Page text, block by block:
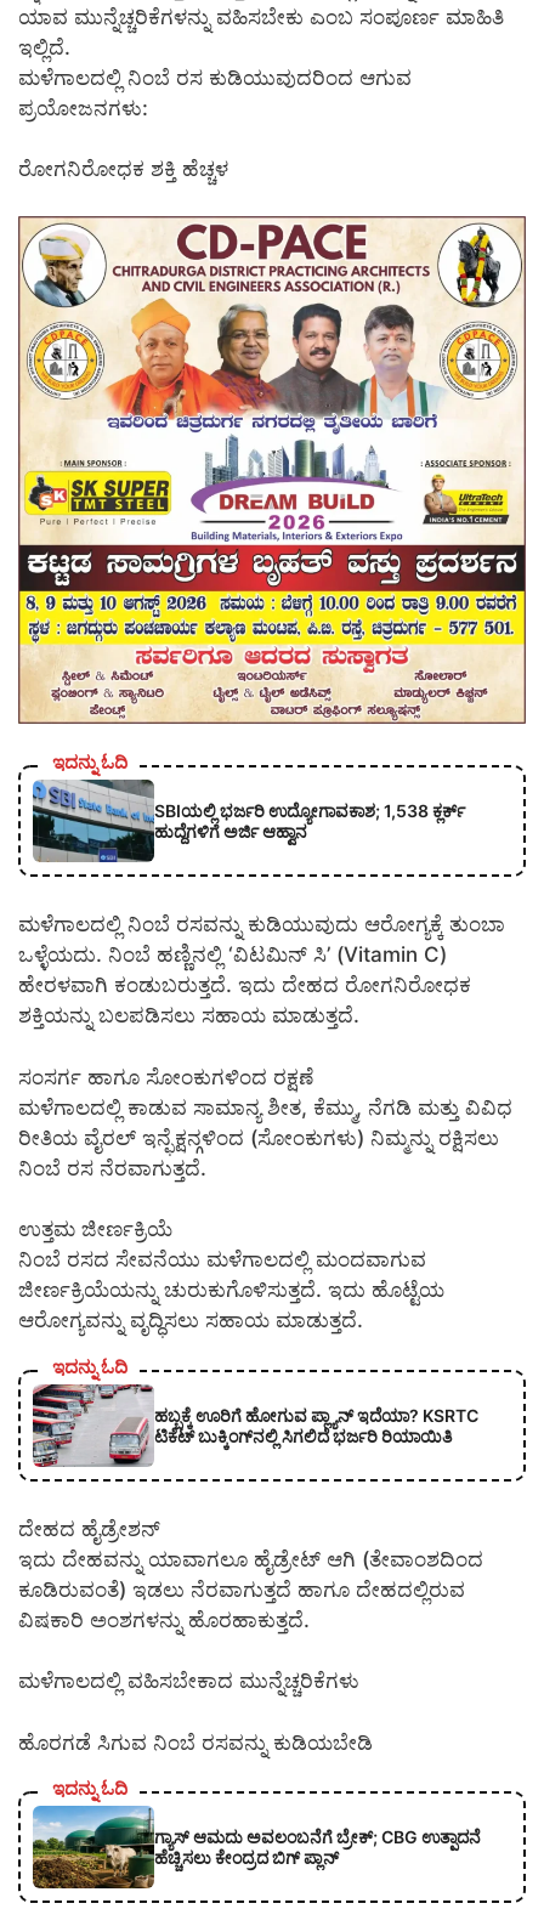
ಯಾವ ಮುನ್ನೆಚ್ಚರಿಕೆಗಳನ್ನು ವಹಿಸಬೇಕು ಎಂಬ ಸಂಪೂರ್ಣ ಮಾಹಿತಿ
ಇಲ್ಲಿದೆ.
ಮಳೆಗಾಲದಲ್ಲಿ ನಿಂಬೆ ರಸ ಕುಡಿಯುವುದರಿಂದ ಆಗುವ
ಪ್ರಯೋಜನಗಳು:
ರೋಗನಿರೋಧಕ ಶಕ್ತಿ ಹೆಚ್ಚಳ
ಇದನ್ನು ಓದಿ
SBIಯಲ್ಲಿ ಭರ್ಜರಿ ಉದ್ಯೋಗಾವಕಾಶ; 1,538 ಕ್ಲರ್ಕ್
ಹುದ್ದೆಗಳಿಗೆ ಅರ್ಜಿ ಆಹ್ವಾನ
ಮಳೆಗಾಲದಲ್ಲಿ ನಿಂಬೆ ರಸವನ್ನು ಕುಡಿಯುವುದು ಆರೋಗ್ಯಕ್ಕೆ ತುಂಬಾ
ಒಳ್ಳೆಯದು. ನಿಂಬೆ ಹಣ್ಣಿನಲ್ಲಿ ‘ವಿಟಮಿನ್ ಸಿ’ (Vitamin C)
ಹೇರಳವಾಗಿ ಕಂಡುಬರುತ್ತದೆ. ಇದು ದೇಹದ ರೋಗನಿರೋಧಕ
ಶಕ್ತಿಯನ್ನು ಬಲಪಡಿಸಲು ಸಹಾಯ ಮಾಡುತ್ತದೆ.
ಸಂಸರ್ಗ ಹಾಗೂ ಸೋಂಕುಗಳಿಂದ ರಕ್ಷಣೆ
ಮಳೆಗಾಲದಲ್ಲಿ ಕಾಡುವ ಸಾಮಾನ್ಯ ಶೀತ, ಕೆಮ್ಮು, ನೆಗಡಿ ಮತ್ತು ವಿವಿಧ
ರೀತಿಯ ವೈರಲ್ ಇನ್ಫೆಕ್ಷನ್ಗಳಿಂದ (ಸೋಂಕುಗಳು) ನಿಮ್ಮನ್ನು ರಕ್ಷಿಸಲು
ನಿಂಬೆ ರಸ ನೆರವಾಗುತ್ತದೆ.
ಉತ್ತಮ ಜೀರ್ಣಕ್ರಿಯೆ
ನಿಂಬೆ ರಸದ ಸೇವನೆಯು ಮಳೆಗಾಲದಲ್ಲಿ ಮಂದವಾಗುವ
ಜೀರ್ಣಕ್ರಿಯೆಯನ್ನು ಚುರುಕುಗೊಳಿಸುತ್ತದೆ. ಇದು ಹೊಟ್ಟೆಯ
ಆರೋಗ್ಯವನ್ನು ವೃದ್ಧಿಸಲು ಸಹಾಯ ಮಾಡುತ್ತದೆ.
ಇದನ್ನು ಓದಿ
ಹಬ್ಬಕ್ಕೆ ಊರಿಗೆ ಹೋಗುವ ಪ್ಲ್ಯಾನ್ ಇದೆಯಾ? KSRTC
ಟಿಕೆಟ್ ಬುಕ್ಕಿಂಗ್‌ನಲ್ಲಿ ಸಿಗಲಿದೆ ಭರ್ಜರಿ ರಿಯಾಯಿತಿ
ದೇಹದ ಹೈಡ್ರೇಶನ್
ಇದು ದೇಹವನ್ನು ಯಾವಾಗಲೂ ಹೈಡ್ರೇಟ್ ಆಗಿ (ತೇವಾಂಶದಿಂದ
ಕೂಡಿರುವಂತೆ) ಇಡಲು ನೆರವಾಗುತ್ತದೆ ಹಾಗೂ ದೇಹದಲ್ಲಿರುವ
ವಿಷಕಾರಿ ಅಂಶಗಳನ್ನು ಹೊರಹಾಕುತ್ತದೆ.
ಮಳೆಗಾಲದಲ್ಲಿ ವಹಿಸಬೇಕಾದ ಮುನ್ನೆಚ್ಚರಿಕೆಗಳು
ಹೊರಗಡೆ ಸಿಗುವ ನಿಂಬೆ ರಸವನ್ನು ಕುಡಿಯಬೇಡಿ
ಇದನ್ನು ಓದಿ
ಗ್ಯಾಸ್ ಆಮದು ಅವಲಂಬನೆಗೆ ಬ್ರೇಕ್; CBG ಉತ್ಪಾದನೆ
ಹೆಚ್ಚಿಸಲು ಕೇಂದ್ರದ ಬಿಗ್ ಪ್ಲಾನ್